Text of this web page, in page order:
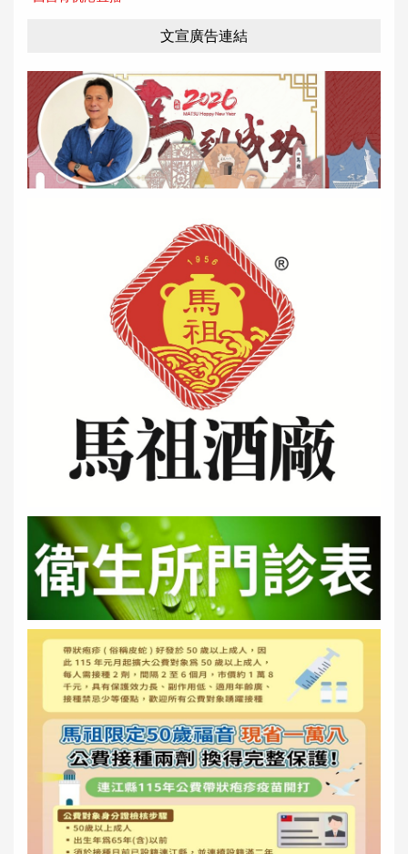
文宣廣告連結